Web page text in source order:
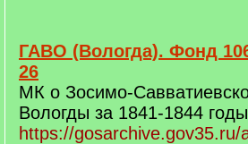
ГАВО (Вологда). Фонд
26
МК о Зосимо-
Вологды за 1841-1844 годы
https://